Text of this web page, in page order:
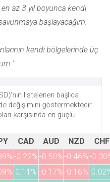
en az 3 yıl boyunca kendi
başlayacağım.
kendi bölgelerinde üç
listelenen başlıca
değişimini göstermektedir
karşısında en güçlü
CAD AUD NZD
CHF
-0.22% -0.50% -0.46% -
0.11% -0.17% -0.16%